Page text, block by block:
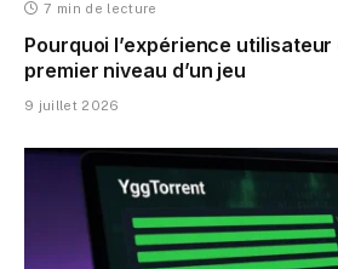
7 min de lecture
Pourquoi l’expérience
premier niveau d’un jeu
9 juillet 2026